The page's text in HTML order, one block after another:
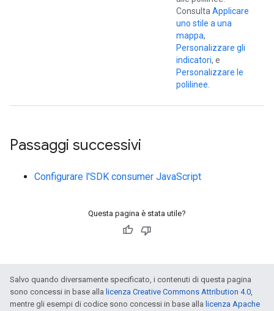
Consulta Applicare
uno stile a una
mappa,
Personalizzare gli
indicatori, e
Personalizzare le
polilinee
Passaggi successivi
Configurare l'SDK consumer JavaScript
Questa pagina è stata utile?
Salvo quando diversamente specificato, i contenuti di questa pagina
sono concessi in base alla licenza Creative Commons Attribution 4.0,
mentre gli esempi di codice sono concessi in base alla licenza Apache